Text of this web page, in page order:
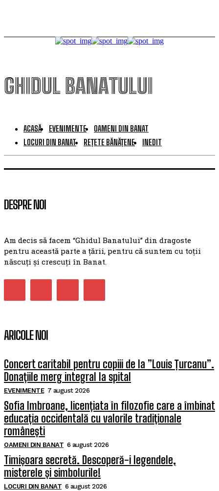
GHIDUL BANATULUI
ACASĂ EVENIMENTE
OAMENI DIN BANAT
LOCURI DIN BANAT
REȚETE BĂNĂȚENE INEDIT
DESPRE NOI
Am decis să facem “Ghidul Banatului” din dragoste
pentru această parte a țării, pentru că suntem cu toții
născuți și crescuți în Banat.
ARICOLE NOI
Concert caritabil pentru copiii de la ”Louis Țurcanu”.
Donațiile merg integral la spital
EVENIMENTE 7 august 2026
Sofia Imbroane, licențiata în filozofie care a îmbinat
educația occidentală cu valorile tradiționale
românești
OAMENI DIN BANAT 6 august 2026
Timișoara secretă. Descoperă-i legendele,
misterele și simbolurile!
LOCURI DIN BANAT 6 august 2026